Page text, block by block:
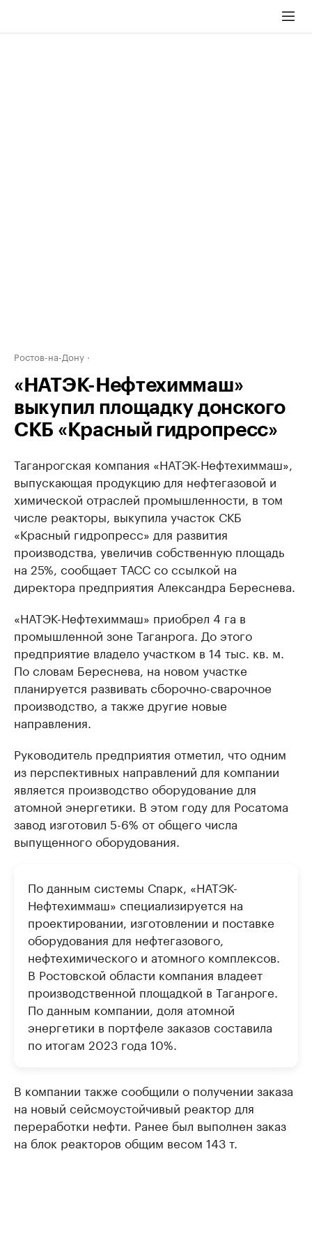
Ростов-на-Дону
«НАТЭК-Нефтехиммаш»
выкупил площадку донского
СКБ «Красный гидропресс»
Таганрогская компания «НАТЭК-Нефтехиммаш»,
выпускающая продукцию для нефтегазовой и
химической отраслей промышленности, в том
числе реакторы, выкупила участок СКБ
«Красный гидропресс» для развития
производства, увеличив собственную площадь
на 25%, сообщает ТАСС со ссылкой на
директора предприятия Александра Береснева.
«НАТЭК-Нефтехиммаш» приобрел 4 га в
промышленной зоне Таганрога. До этого
предприятие владело участком в 14 тыс. кв. м.
По словам Береснева, на новом участке
планируется развивать сборочно-сварочное
производство, а также другие новые
направления.
Руководитель предприятия отметил, что одним
из перспективных направлений для компании
является производство оборудование для
атомной энергетики. В этом году для Росатома
завод изготовил 5-6% от общего числа
выпущенного оборудования.
По данным системы Спарк, «НАТЭК-
Нефтехиммаш» специализируется на
проектировании, изготовлении и поставке
оборудования для нефтегазового,
нефтехимического и атомного комплексов.
В Ростовской области компания владеет
производственной площадкой в Таганроге.
По данным компании, доля атомной
энергетики в портфеле заказов составила
по итогам 2023 года 10%.
В компании также сообщили о получении заказа
на новый сейсмоустойчивый реактор для
переработки нефти. Ранее был выполнен заказ
на блок реакторов общим весом 143 т.